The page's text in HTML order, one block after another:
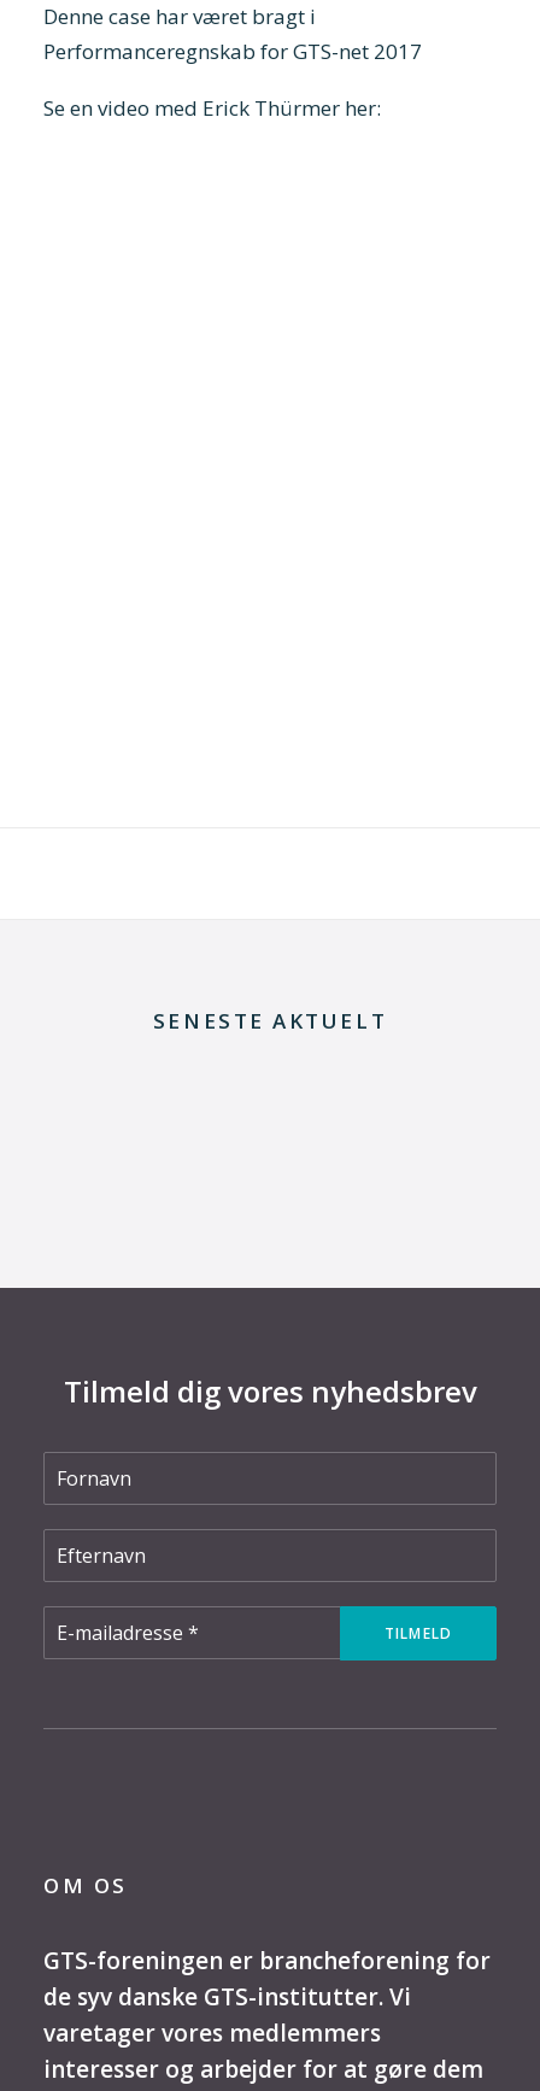
Denne case har været bragt i
Performanceregnskab for GTS-net 2017
Se en video med Erick Thürmer her:
SENESTE AKTUELT
Tilmeld dig vores nyhedsbrev
OM OS
GTS-foreningen er brancheforening for
de syv danske GTS-institutter. Vi
varetager vores medlemmers
interesser og arbejder for at gøre dem